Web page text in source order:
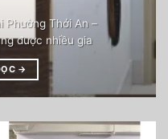
Phường Thới An –
được nhiều gia
→